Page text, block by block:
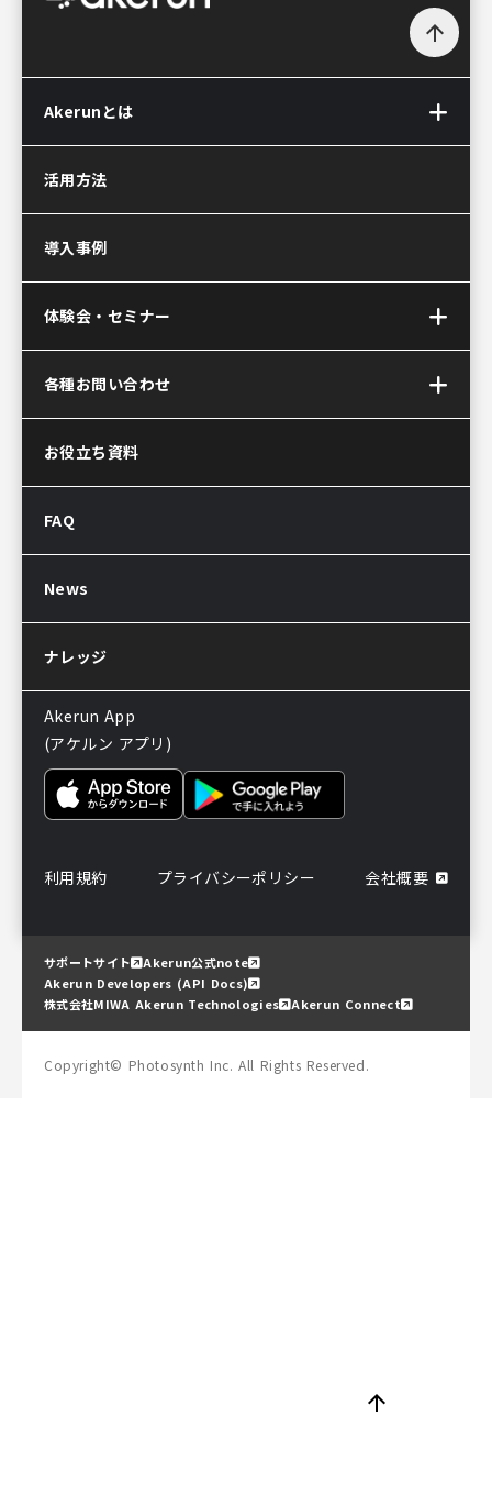
arrow_upward
Akerunとは
Akerun(アケルン)とは
Akerunコントローラー
Akerun Connect
(アケルンコネクト)
選ばれる理由
活用方法
導入事例
体験会・セミナー
オンラインセミナー
各種お問い合わせ
お問い合わせ
Akerunお見積り依頼
販売パートナー制度
導入後のよくある質問
お役立ち資料
FAQ
News
ナレッジ
Akerun App
(アケルン アプリ)
利用規約 プライバシーポリシー 会社概要
arrow_upward
サポートサイト
Akerun公式note
Akerun Developers (API Docs)
株式会社MIWA Akerun Technologies
Akerun Connect
Copyright© Photosynth Inc. All Rights Reserved.